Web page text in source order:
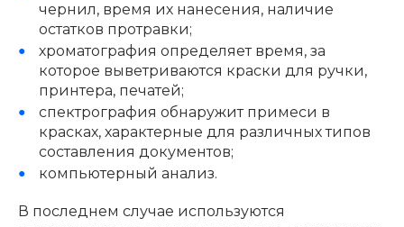
чернил, время их нанесения, наличие
остатков протравки;
хроматография определяет время, за
которое выветриваются краски для ручки,
принтера, печатей;
спектрография обнаружит примеси в
красках, характерные для различных типов
составления документов;
компьютерный анализ.
В последнем случае используются